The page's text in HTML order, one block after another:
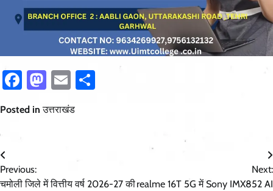
Facebook
Mastodon
Email
Posted inउत्तराखंड
Post
navigation
Previous:
चमोली जिले में वित्तीय वर्ष 2026-27 की
Next:
realme 16T 5G में Sony IMX852 AI